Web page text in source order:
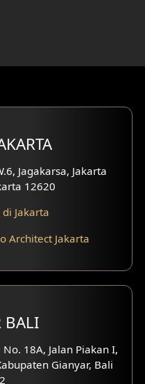
Jagakarsa, Jakarta
12620
Jakarta
Architect Jakarta
BALI
18A, Jalan Piakan I,
Gianyar, Bali